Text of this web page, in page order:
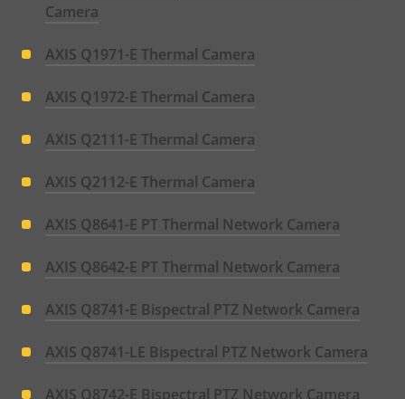
Camera
AXIS Q1971-E Thermal Camera
AXIS Q1972-E Thermal Camera
AXIS Q2111-E Thermal Camera
AXIS Q2112-E Thermal Camera
AXIS Q8641-E PT Thermal Network Camera
AXIS Q8642-E PT Thermal Network Camera
AXIS Q8741-E Bispectral PTZ Network Camera
AXIS Q8741-LE Bispectral PTZ Network Camera
AXIS Q8742-E Bispectral PTZ Network Camera